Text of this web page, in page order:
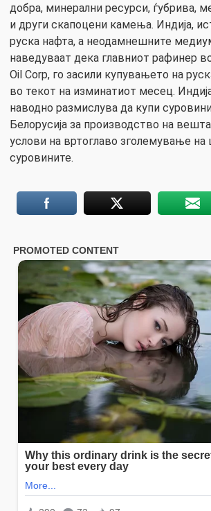
добра, минерални ресурси, ѓубрива,
и други скапоцени камења. Индија,
руска нафта, а неодамнешните
наведуваат дека главниот рафинер
Oil Corp, го засили купувањето на
во текот на изминатиот месец.
наводно размислува да купи
Белорусија за производство на
услови на вртоглаво зголемување на
суровините.